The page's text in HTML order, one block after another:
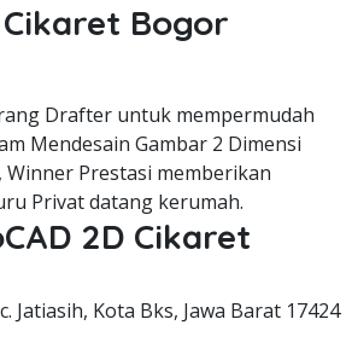
Bogor
Drafter untuk mempermudah
Mendesain Gambar 2 Dimensi
Prestasi memberikan
Privat datang kerumah.
2D Cikaret
Jatiasih, Kota Bks, Jawa Barat 17424